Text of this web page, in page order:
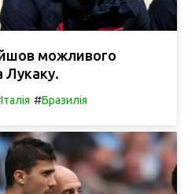
можливого
Лукаку.
Італія #Бразилія